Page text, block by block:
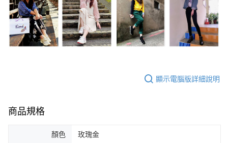
顯示電腦版詳細說明
商品規格
顏色 玫瑰金